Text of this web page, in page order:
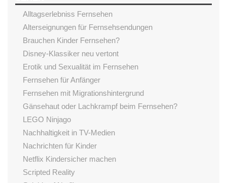
Alltagserlebniss Fernsehen
Alterseignungen für Fernsehsendungen
Brauchen Kinder Fernsehen?
Disney-Klassiker neu vertont
Erotik und Sexualität im Fernsehen
Fernsehen für Anfänger
Fernsehen mit Migrationshintergrund
Gänsehaut oder Lachkrampf beim Fernsehen?
LEGO Ninjago
Nachhaltigkeit in TV-Medien
Nachrichten für Kinder
Netflix Kindersicher machen
Scripted Reality